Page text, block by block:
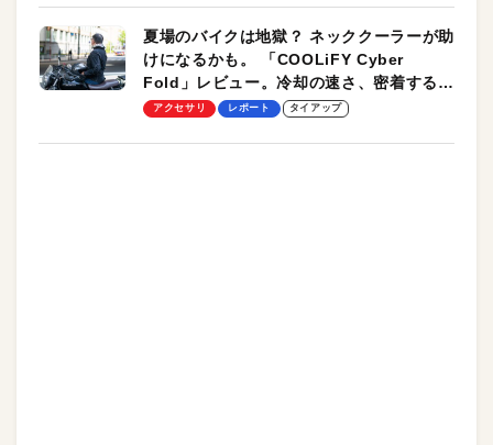
夏場のバイクは地獄？ ネッククーラーが助
けになるかも。 「COOLiFY Cyber
Fold」レビュー。冷却の速さ、密着する冷
却プレート、シンプルな操作性がグッド！
アクセサリ レポート タイアップ